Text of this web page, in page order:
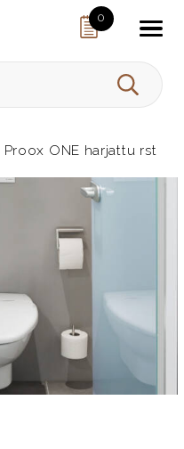
0
HAE
Proox ONE harjattu rst